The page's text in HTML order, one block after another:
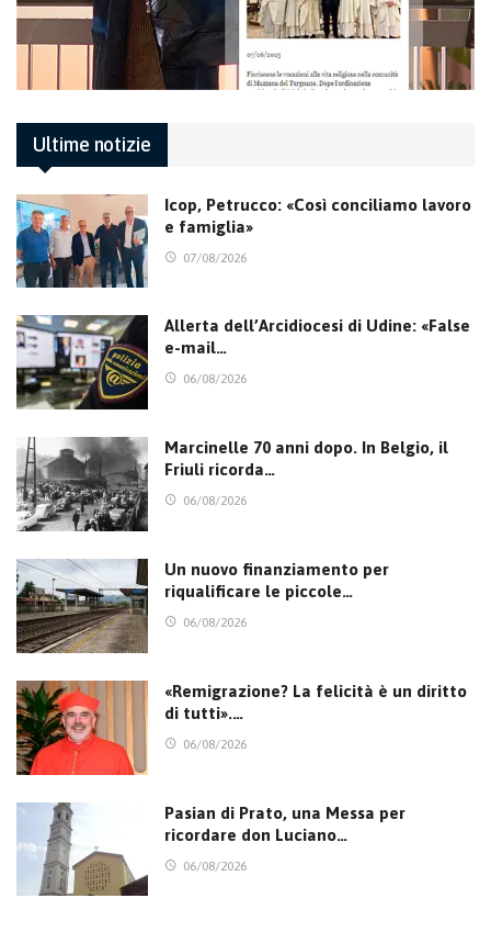
Ultime notizie
Icop, Petrucco: «Così conciliamo lavoro
e famiglia»
07/08/2026
Allerta dell’Arcidiocesi di Udine: «False
e-mail…
06/08/2026
Marcinelle 70 anni dopo. In Belgio, il
Friuli ricorda…
06/08/2026
Un nuovo finanziamento per
riqualificare le piccole…
06/08/2026
«Remigrazione? La felicità è un diritto
di tutti».…
06/08/2026
Pasian di Prato, una Messa per
ricordare don Luciano…
06/08/2026